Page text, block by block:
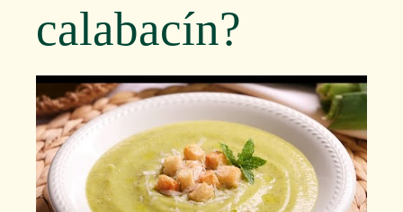
calabacín?